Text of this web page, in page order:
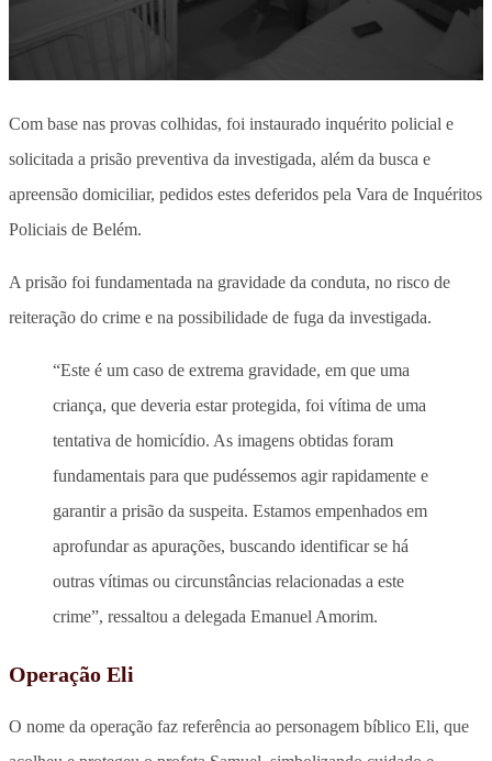
Com base nas provas colhidas, foi instaurado inquérito policial e
solicitada a prisão preventiva da investigada, além da busca e
apreensão domiciliar, pedidos estes deferidos pela Vara de Inquéritos
Policiais de Belém.
A prisão foi fundamentada na gravidade da conduta, no risco de
reiteração do crime e na possibilidade de fuga da investigada.
“Este é um caso de extrema gravidade, em que uma
criança, que deveria estar protegida, foi vítima de uma
tentativa de homicídio. As imagens obtidas foram
fundamentais para que pudéssemos agir rapidamente e
garantir a prisão da suspeita. Estamos empenhados em
aprofundar as apurações, buscando identificar se há
outras vítimas ou circunstâncias relacionadas a este
crime”, ressaltou a delegada Emanuel Amorim.
Operação Eli
O nome da operação faz referência ao personagem bíblico Eli, que